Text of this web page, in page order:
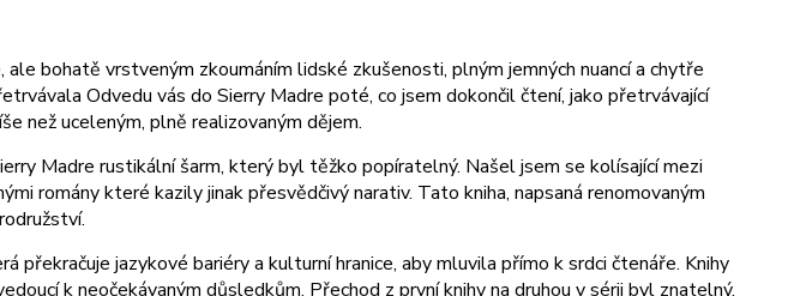
bohatě vrstveným zkoumáním lidské zkušenosti, plným jemných nuancí a chytře
Odvedu vás do Sierry Madre poté, co jsem dokončil čtení, jako přetrvávající
než uceleným, plně realizovaným dějem.
Madre rustikální šarm, který byl těžko popíratelný. Našel jsem se kolísající mezi
romány které kazily jinak přesvědčivý narativ. Tato kniha, napsaná renomovaným
jazykové bariéry a kulturní hranice, aby mluvila přímo k srdci čtenáře. Knihy
k neočekávaným důsledkům. Přechod z první knihy na druhou v sérii byl znatelný,